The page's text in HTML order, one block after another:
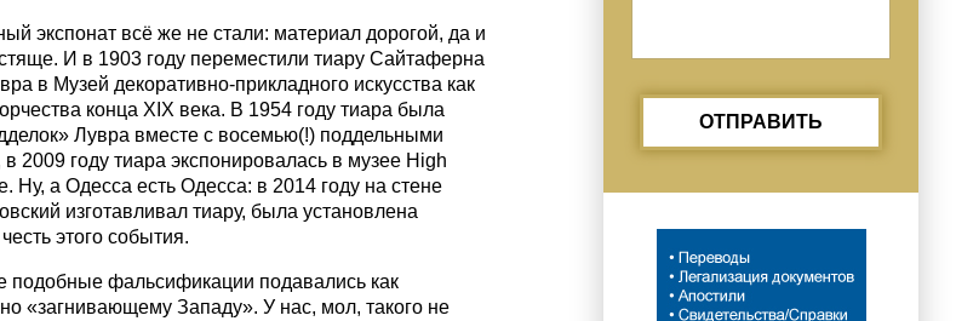
экспонат всё же не стали: материал дорогой, да и
И в 1903 году переместили тиару Сайтаферна
в Музей декоративно-прикладного искусства как
конца XIX века. В 1954 году тиара была
Лувра вместе с восемью(!) поддельными
2009 году тиара экспонировалась в музее High
Ну, а Одесса есть Одесса: в 2014 году на стене
изготавливал тиару, была установлена
этого события.
подобные фальсификации подавались как
«загнивающему Западу». У нас, мол, такого не
ОТПРАВИТЬ